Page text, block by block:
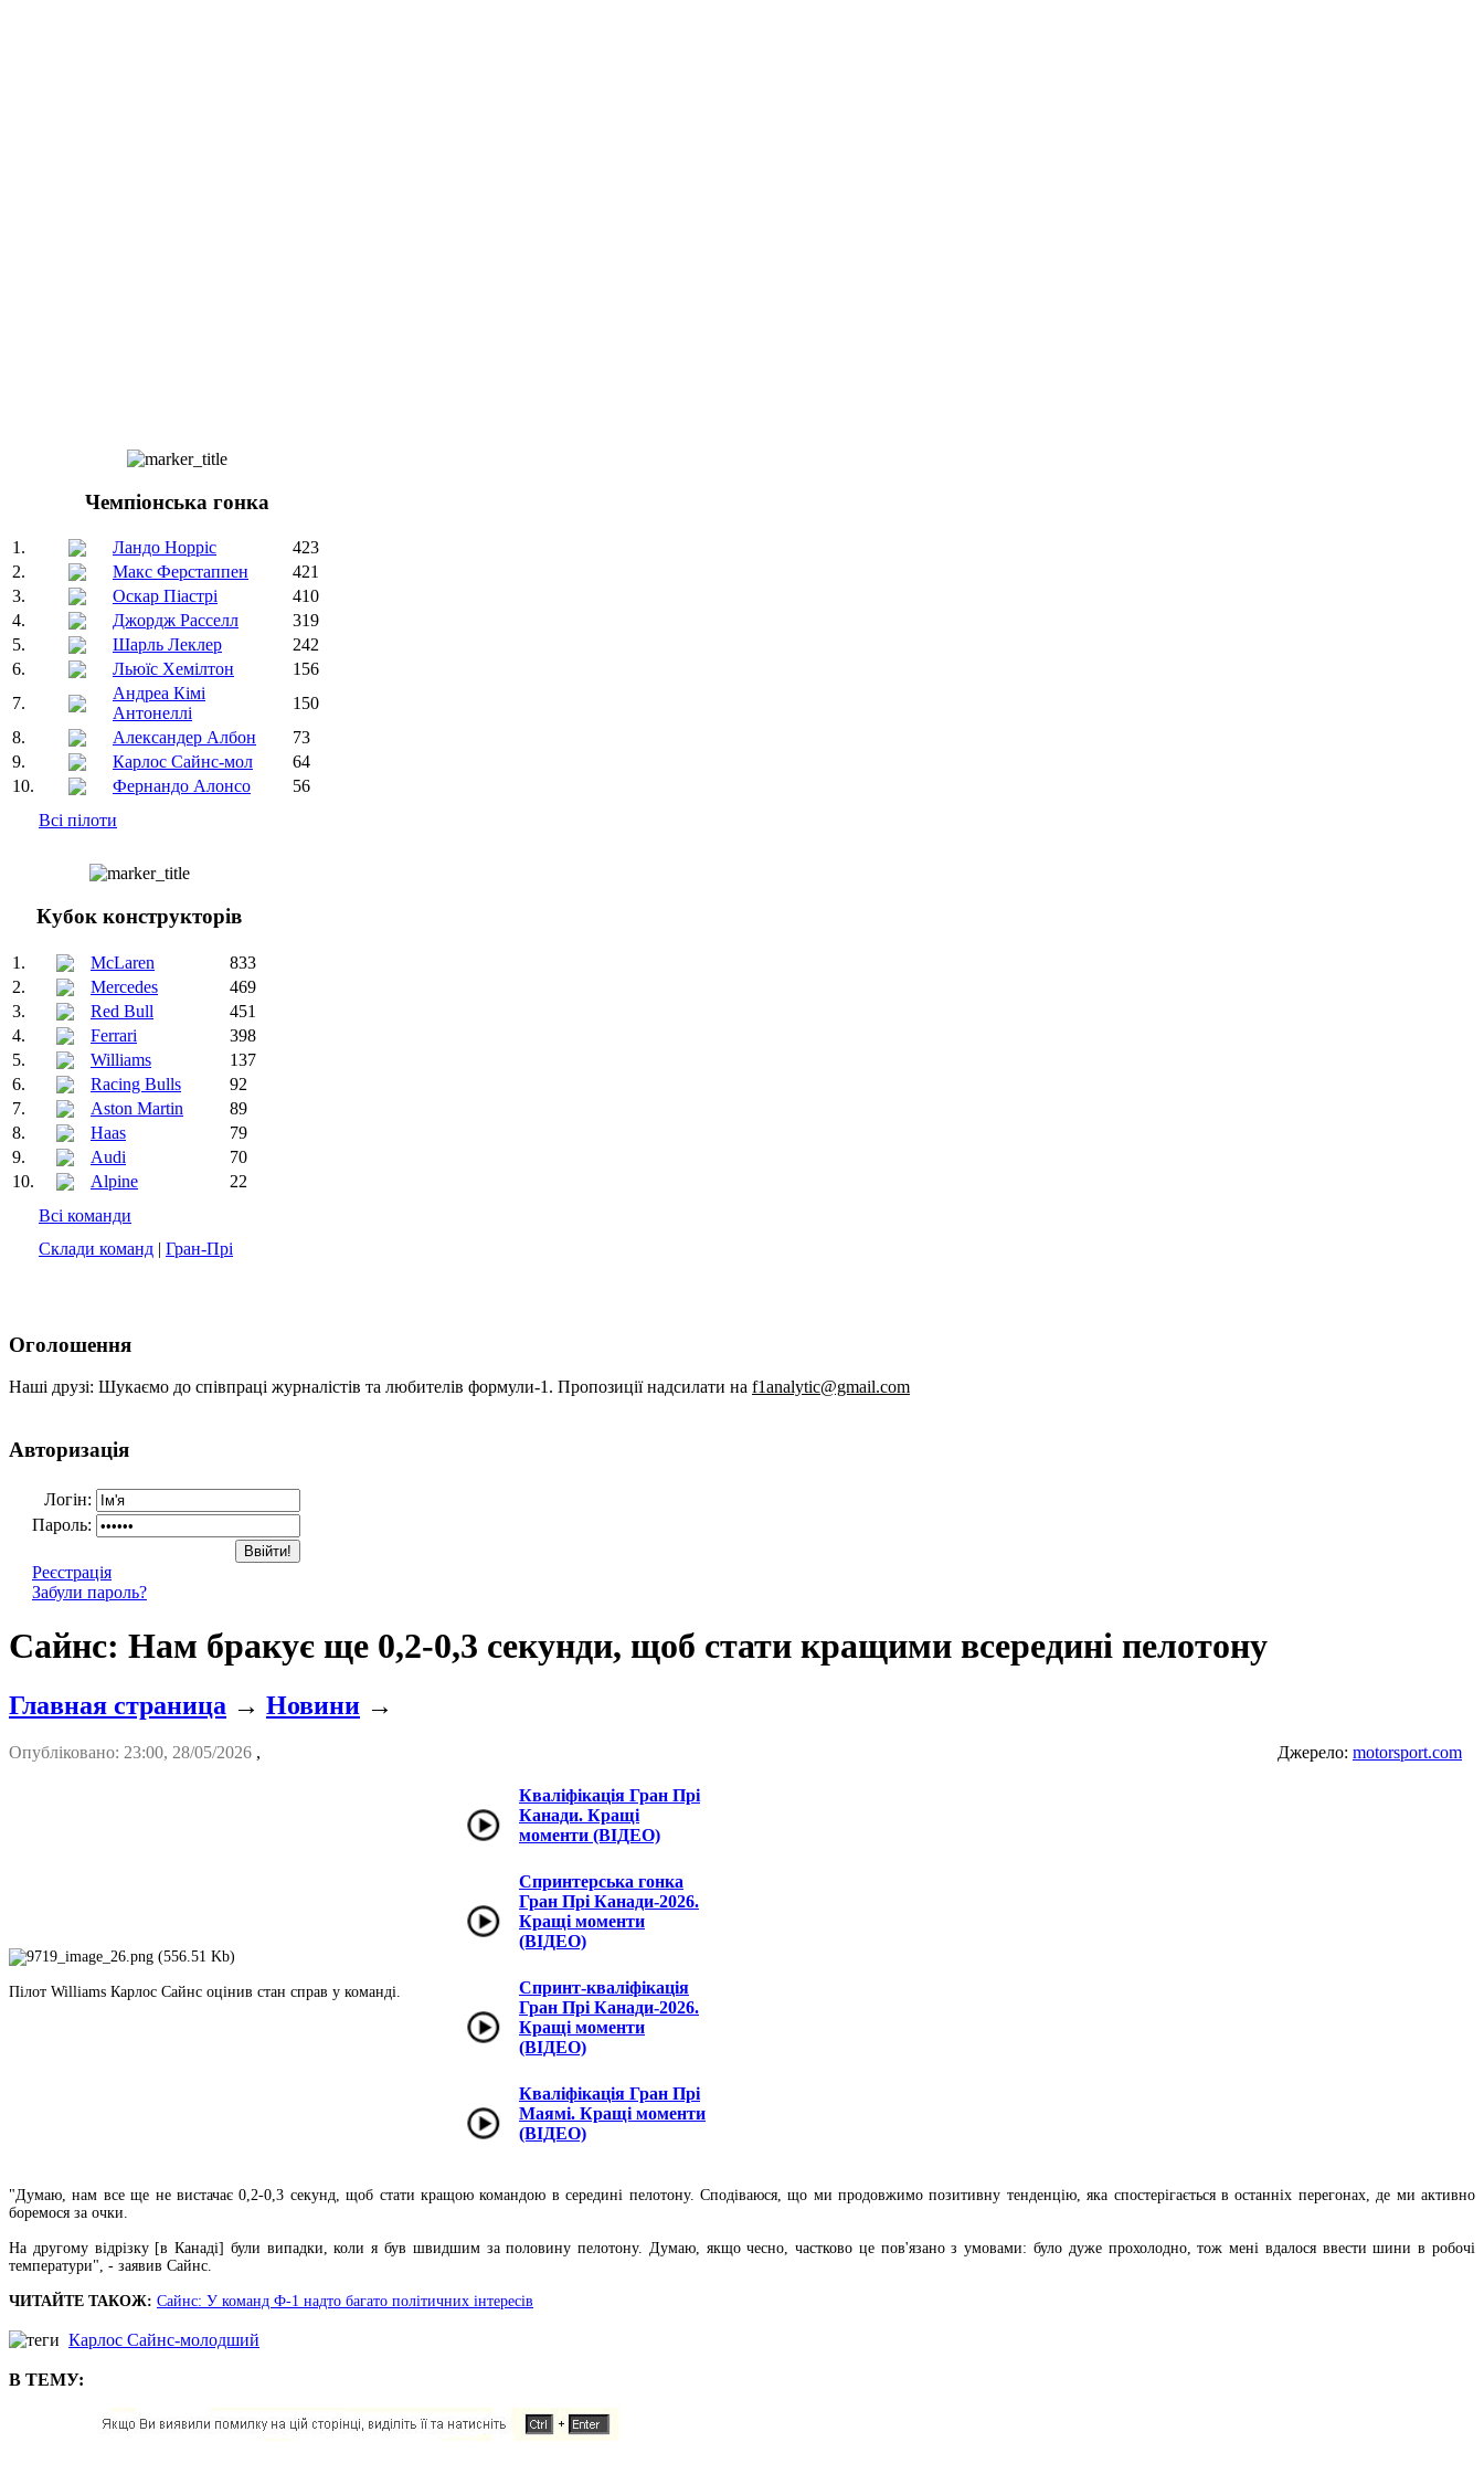
Чемпіонська гонка
1. Ландо Норріс
423
2.
Макс Ферстаппен
421
3.
Оскар Піастрі
410
4.
Джордж Расселл
319
5.
Шарль Леклер
242
6.
Льюїс Хемілтон
156
7.
Андреа Кімі
Антонеллі
150
8.
Александер Албон
73
9.
Карлос Сайнс-мол
64
10.
Фернандо Алонсо
56
Всі пілоти
Кубок конструкторів
1. McLaren
833
2.
Mercedes
469
3.
Red Bull
451
4.
Ferrari
398
5.
Williams
137
6.
Racing Bulls
92
7.
Aston Martin
89
8.
Haas
79
9.
Audi
70
10.
Alpine
22
Всі команди
Склади команд | Гран-Прі
Оголошення
Наші друзі: Шукаємо до співпраці журналістів та любителів формули-1. Пропозиції надсилати на f1analytic@gmail.com
Авторизація
Логін:
Пароль:
Реєстрація
Забули пароль?
Сайнс: Нам бракує ще 0,2-0,3 секунди, щоб стати кращими всередині пелотону
Главная страница → Новини →
Опубліковано: 23:00, 28/05/2026 , Джерело: motorsport.com
Пілот Williams Карлос Сайнс оцінив стан справ у команді.
Кваліфікація Гран Прі
Канади. Кращі
моменти (ВІДЕО)
Спринтерська гонка
Гран Прі Канади-2026.
Кращі моменти
(ВІДЕО)
Спринт-кваліфікація
Гран Прі Канади-2026.
Кращі моменти
(ВІДЕО)
Кваліфікація Гран Прі
Маямі. Кращі моменти
(ВІДЕО)
"Думаю, нам все ще не вистачає 0,2-0,3 секунд, щоб стати кращою командою в середині пелотону. Сподіваюся, що ми продовжимо позитивну тенденцію, яка спостерігається в останніх перегонах, де ми активно
боремося за очки.
На другому відрізку [в Канаді] були випадки, коли я був швидшим за половину пелотону. Думаю, якщо чесно, частково це пов'язано з умовами: було дуже прохолодно, тож мені вдалося ввести шини в робочі
температури", - заявив Сайнс.
ЧИТАЙТЕ ТАКОЖ: Сайнс: У команд Ф-1 надто багато політичних інтересів
Карлос Сайнс-молодший
В ТЕМУ: